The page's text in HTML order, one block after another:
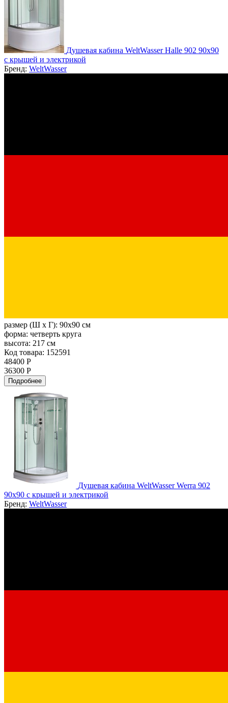
Душевая кабина WeltWasser Halle 902 90х90
с крышей и электрикой
Бренд: WeltWasser
размер (Ш х Г): 90x90 см
форма: четверть круга
высота: 217 см
Код товара: 152591
48400 Р
36300 Р
Подробнее
Душевая кабина WeltWasser Werra 902
90х90 с крышей и электрикой
Бренд: WeltWasser